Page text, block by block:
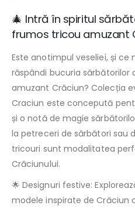
🎄 Intră în spiritul
frumos tricou amuzant
Este anotimpul veseliei, și
răspândi bucuria
amuzant Crăciun? Colecția
Craciun este concepută
și o notă de magie
la petreceri de sărbători sau
tricouri sunt modalitatea
Crăciunului.
🌟 Designuri festive:
modele inspirate de Crăciun